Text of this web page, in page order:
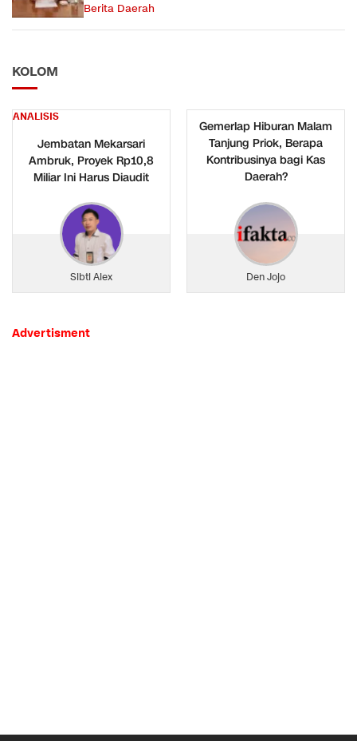
Berita Daerah
KOLOM
ANALISIS
Jembatan Mekarsari
Ambruk, Proyek Rp10,8
Miliar Ini Harus Diaudit
Sibti Alex
Gemerlap Hiburan Malam
Tanjung Priok, Berapa
Kontribusinya bagi Kas
Daerah?
Den Jojo
Advertisment